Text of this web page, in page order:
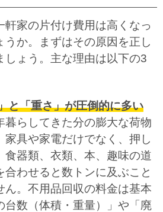
軒家の片付け費用は高くなっ
うか。まずはその原因を正し
しょう。主な理由は以下の3
と「重さ」が圧倒的に多い
暮らしてきた分の膨大な荷物
家具や家電だけでなく、押し
食器類、衣類、本、趣味の道
合わせると数トンに及ぶこと
ん。不用品回収の料金は基本
台数（体積・重量）」や「廃